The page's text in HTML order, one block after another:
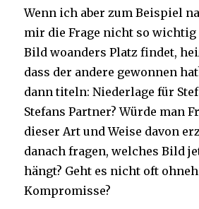
Wenn ich aber zum Beispiel
mir die Frage nicht so
Bild woanders Platz findet,
dass der andere gewonnen
dann titeln: Niederlage für
Stefans Partner? Würde man
dieser Art und Weise davon
danach fragen, welches Bild
hängt? Geht es nicht oft
Kompromisse?